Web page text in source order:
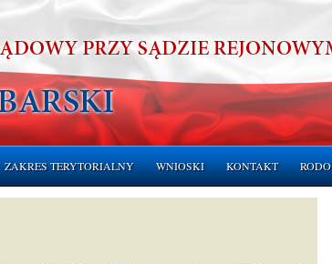
ZAKRES TERYTORIALNY WNIOSKI KONTAKT RODO